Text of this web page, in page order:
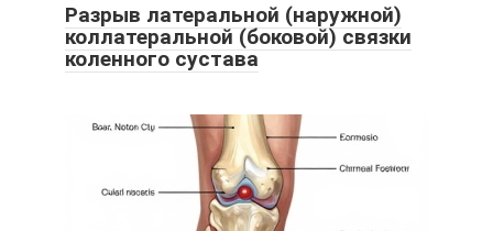
Разрыв латеральной (наружной)
коллатеральной (боковой) связки
коленного сустава